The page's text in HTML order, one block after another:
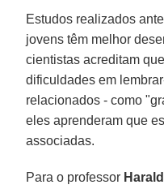
Estudos realizados
jovens têm melhor
cientistas acreditam
dificuldades em
relacionados - como
eles aprenderam que
associadas.
Para o professor Harald